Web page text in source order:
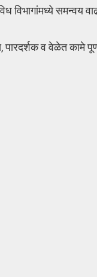
समन्वय
पारदर्शक व वेळेत